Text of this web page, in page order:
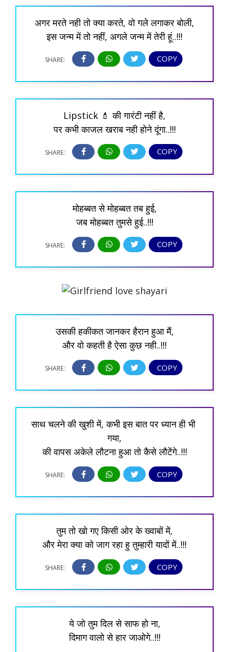
अगर मरते नही तो क्या करते, वो गले लगाकर बोली,
इस जन्म में तो नहीं, अगले जन्म में तेरी हूं..!!!
SHARE: COPY
Lipstick 💄 की गारंटी नहीं है,
पर कभी काजल खराब नही होने दूंगा..!!!
SHARE: COPY
मोहब्बत से मोहब्बत तब हुई,
जब मोहब्बत तुमसे हुई..!!!
SHARE: COPY
उसकी हकीकत जानकर हैरान हुआ मैं,
और वो कहती है ऐसा कुछ नही..!!!
SHARE: COPY
साथ चलने की खुशी में, कभी इस बात पर ध्यान ही भी
गया,
की वापस अकेले लौटना हुआ तो कैसे लौटेंगे..!!!
SHARE: COPY
तुम तो खो गए किसी ओर के ख्वाबों में,
और मेरा क्या को जाग रहा हु तुम्हारी यादों में..!!!
SHARE: COPY
ये जो तुम दिल से साफ हो ना,
दिमाग वालो से हार जाओगे..!!!